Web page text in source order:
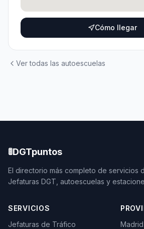
Cómo llegar
Ver todas las autoescuelas
🚦DGTpuntos
El directorio más completo de servicios
Jefaturas DGT, autoescuelas y
SERVICIOS
Jefaturas de Tráfico
Madrid